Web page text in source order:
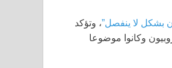
بشكل لا ينفصل”، وتؤكد
وكانوا موضوعا